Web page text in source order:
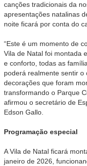
canções tradicionais da
apresentações natalinas
noite ficará por conta do
“Este é um momento de
Vila de Natal foi montada
e conforto, todas as
poderá realmente sentir o
decorações que foram
transformando o Parque
afirmou o secretário de
Edson Gallo.
Programação especial
A Vila de Natal ficará
janeiro de 2026,